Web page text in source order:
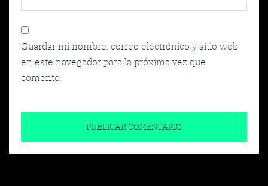
Guardar mi nombre, correo electrónico y sitio web
en este navegador para la próxima vez que
comente.